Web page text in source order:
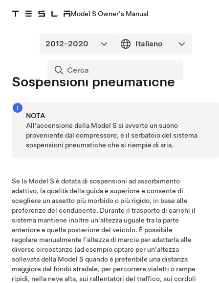
Model S Owner's Manual
Sospensioni pneumatiche
NOTA
All'accensione della Model S si avverte un suono
proveniente dal compressore; è il serbatoio del sistema
sospensioni pneumatiche che si riempie di aria.
Se la Model S è dotata di sospensioni ad assorbimento
adattivo, la qualità della guida è superiore e consente di
scegliere un assetto più morbido o più rigido, in base alle
preferenze del conducente. Durante il trasporto di carichi il
sistema mantiene inoltre un'altezza uguale tra la parte
anteriore e quella posteriore del veicolo. È possibile
regolare manualmente l'altezza di marcia per adattarla alle
diverse circostanze (ad esempio optare per un'altezza
sollevata della Model S quando è preferibile una distanza
maggiore dal fondo stradale, per percorrere vialetti o rampe
ripidi, nella neve alta, sui rallentatori del traffico, sui cordoli